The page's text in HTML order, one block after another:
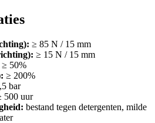
≥ 85 N / 15 mm
≥ 15 N / 15 mm
≥ 50%
≥ 200%
bar
500 uur
bestand tegen detergenten, milde